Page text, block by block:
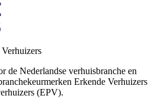
de Nederlandse verhuisbranche en
Erkende Verhuizers
(EPV).